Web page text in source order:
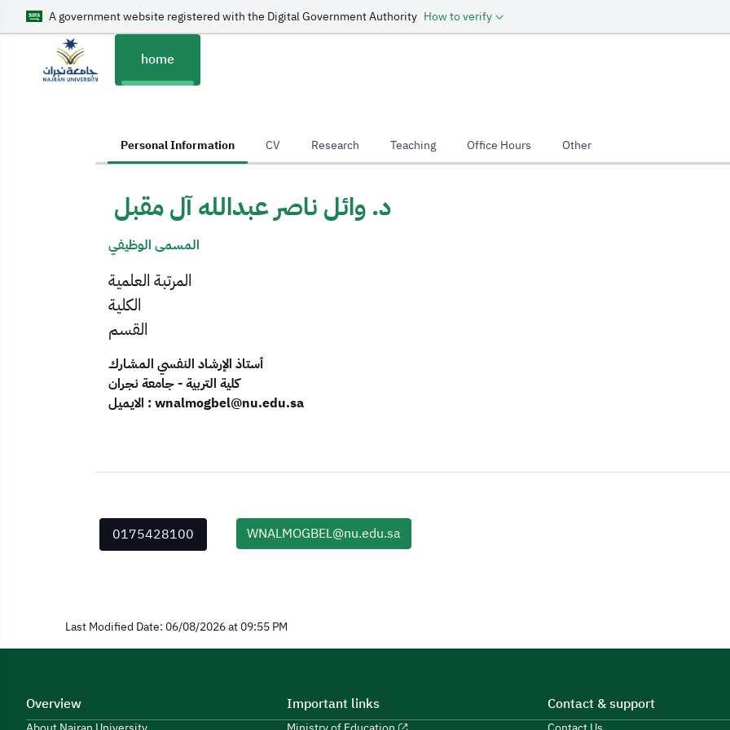
A government website registered with the Digital Government Authority How to verify
home
Personal Information CV Research Teaching Office Hours Other
د. وائل ناصر عبدالله آل مقبل
المسمى الوظيفي
المرتبة العلمية
الكلية
القسم
كلية التربية - جامعة نجران
الايميل : wnalmogbel@nu.edu.sa
0175428100 WNALMOGBEL@nu.edu.sa
Last Modified Date: 06/08/2026 at 09:55 PM
Overview Important links Contact & support